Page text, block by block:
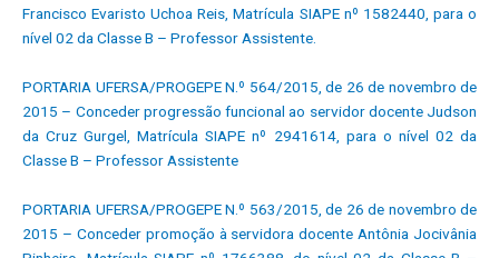
Francisco Evaristo Uchoa Reis, Matrícula SIAPE nº 1582440, para o
nível 02 da Classe B – Professor Assistente.
PORTARIA UFERSA/PROGEPE N.º 564/2015, de 26 de novembro de
2015 – Conceder progressão funcional ao servidor docente Judson
da Cruz Gurgel, Matrícula SIAPE nº 2941614, para o nível 02 da
Classe B – Professor Assistente
PORTARIA UFERSA/PROGEPE N.º 563/2015, de 26 de novembro de
2015 – Conceder promoção à servidora docente Antônia Jocivânia